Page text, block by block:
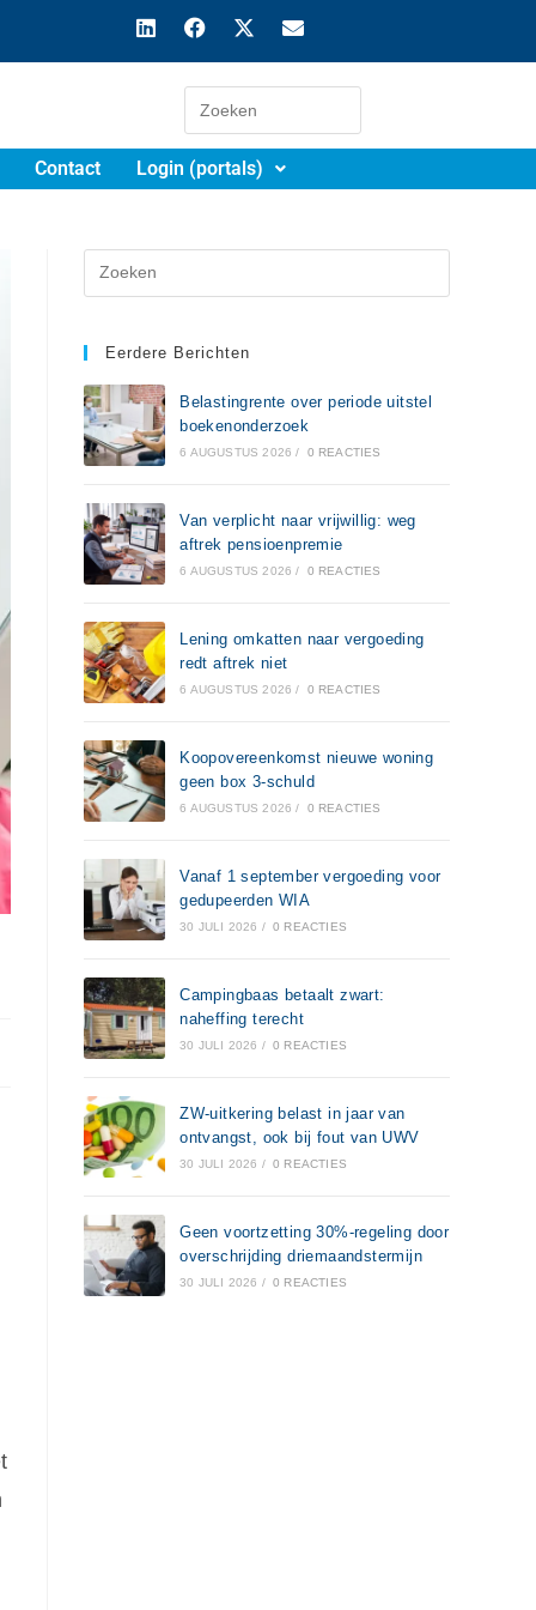
Contact Login (portals)
Eerdere Berichten
Belastingrente over periode uitstel
boekenonderzoek
6 AUGUSTUS 2026 / 0 REACTIES
Van verplicht naar vrijwillig: weg
aftrek pensioenpremie
6 AUGUSTUS 2026 / 0 REACTIES
Lening omkatten naar vergoeding
redt aftrek niet
6 AUGUSTUS 2026 / 0 REACTIES
Koopovereenkomst nieuwe woning
geen box 3-schuld
6 AUGUSTUS 2026 / 0 REACTIES
Vanaf 1 september vergoeding voor
gedupeerden WIA
30 JULI 2026 / 0 REACTIES
Campingbaas betaalt zwart:
naheffing terecht
30 JULI 2026 / 0 REACTIES
ZW-uitkering belast in jaar van
ontvangst, ook bij fout van UWV
30 JULI 2026 / 0 REACTIES
Geen voortzetting 30%-regeling door
overschrijding driemaandstermijn
30 JULI 2026 / 0 REACTIES